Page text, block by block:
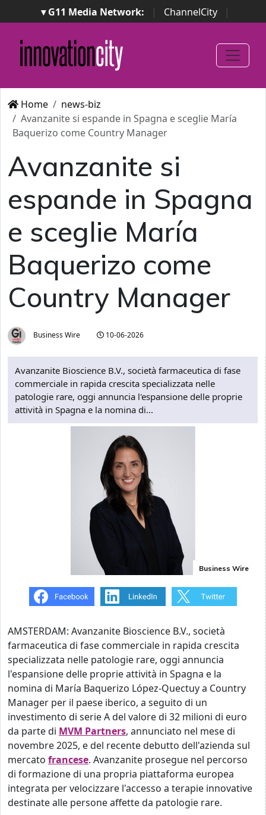
▾ G11 Media Network: | ChannelCity
|
ImpresaCity | SecurityOpenLab | Italian Channel
Awards
Italian Project Awards
Italian Security
Awards
Home
news-biz
Avanzanite si espande in Spagna e sceglie María
Baquerizo come Country Manager
Avanzanite si
espande in Spagna
e sceglie María
Baquerizo come
Country Manager
Business Wire 10-06-2026
Avanzanite Bioscience B.V., società farmaceutica di fase
commerciale in rapida crescita specializzata nelle
patologie rare, oggi annuncia l'espansione delle proprie
attività in Spagna e la nomina di...
Business Wire
AMSTERDAM: Avanzanite Bioscience B.V., società
farmaceutica di fase commerciale in rapida crescita
specializzata nelle patologie rare, oggi annuncia
l'espansione delle proprie attività in Spagna e la
nomina di María Baquerizo López-Quectuy a Country
Manager per il paese iberico, a seguito di un
investimento di serie A del valore di 32 milioni di euro
da parte di MVM Partners, annunciato nel mese di
novembre 2025, e del recente debutto dell'azienda sul
mercato francese. Avanzanite prosegue nel percorso
di formazione di una propria piattaforma europea
integrata per velocizzare l'accesso a terapie innovative
destinate alle persone affette da patologie rare.